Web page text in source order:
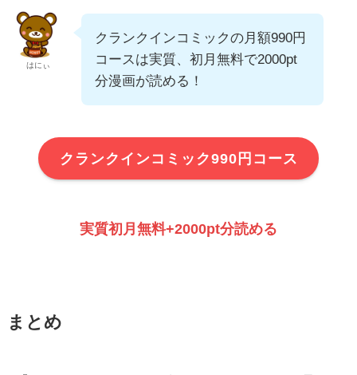
はにぃ
クランクインコミックの月額990円
コースは実質、初月無料で2000pt
分漫画が読める！
クランクインコミック990円コース
実質初月無料+2000pt分読める
まとめ